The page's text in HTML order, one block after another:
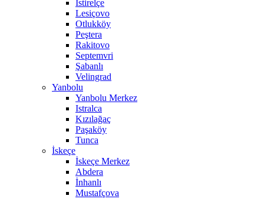
İstirelçe
Lesiçovo
Otlukköy
Peştera
Rakitovo
Septemvri
Şabanlı
Velingrad
Yanbolu
Yanbolu Merkez
Istralca
Kızılağaç
Paşaköy
Tunca
İskeçe
İskeçe Merkez
Abdera
İnhanlı
Mustafçova